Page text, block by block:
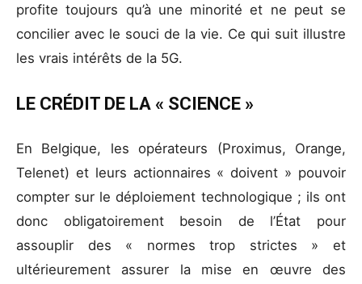
profite toujours qu’à une minorité et ne peut se
concilier avec le souci de la vie. Ce qui suit illustre
les vrais intérêts de la 5G.
LE CRÉDIT DE LA « SCIENCE »
En Belgique, les opérateurs (Proximus, Orange,
Telenet) et leurs actionnaires « doivent » pouvoir
compter sur le déploiement technologique ; ils ont
donc obligatoirement besoin de l’État pour
assouplir des « normes trop strictes » et
ultérieurement assurer la mise en œuvre des